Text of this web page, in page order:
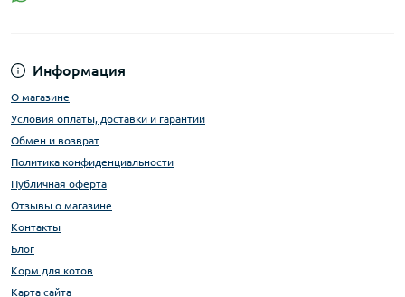
Информация
О магазине
Условия оплаты, доставки и гарантии
Обмен и возврат
Политика конфиденциальности
Публичная оферта
Отзывы о магазине
Контакты
Блог
Корм для котов
Карта сайта